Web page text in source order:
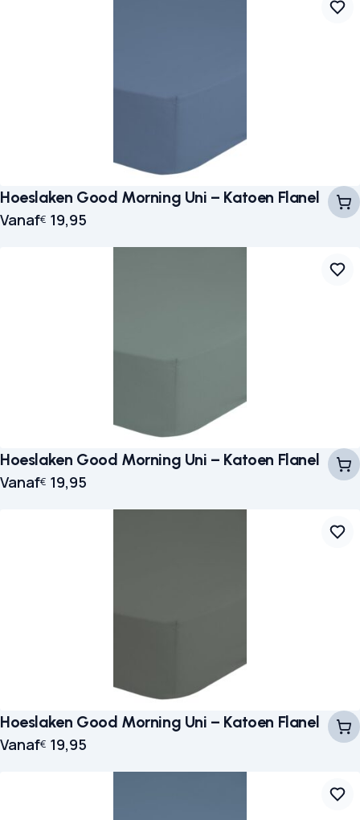
Hoeslaken Good Morning Uni – Katoen Flanel
Vanaf€ 19,95
Hoeslaken Good Morning Uni – Katoen Flanel
Vanaf€ 19,95
Hoeslaken Good Morning Uni – Katoen Flanel
Vanaf€ 19,95